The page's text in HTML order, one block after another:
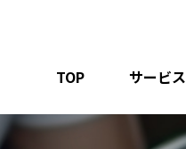
TOP サービス